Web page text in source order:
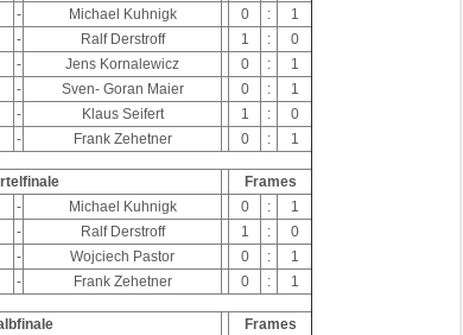
- Michael Kuhnigk 0 :
1
- Ralf Derstroff 1 :
0
- Jens Kornalewicz 0 :
1
- Sven- Goran Maier 0 :
1
- Klaus Seifert 1 :
0
- Frank Zehetner 0 : 1
Frames
- Michael Kuhnigk 0 : 1
- Ralf Derstroff 1 :
0
- Wojciech Pastor 0 :
1
- Frank Zehetner 0 : 1
Frames